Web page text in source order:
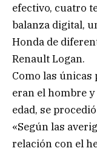
efectivo, cuatro
balanza digital,
Honda de
Renault Logan.
Como las únicas
eran el hombre
edad, se
«Según las
relación con el